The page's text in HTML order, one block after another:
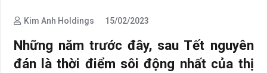
Kim Anh Holdings 15/02/2023
Những năm trước đây, sau Tết nguyên
đán là thời điểm sôi động nhất của thị